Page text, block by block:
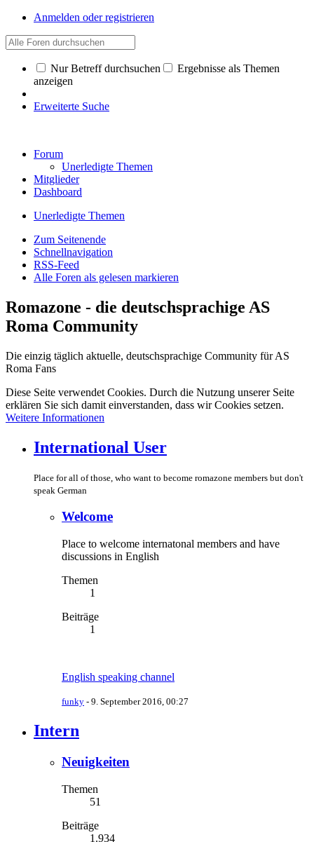
Anmelden oder registrieren
Nur Betreff durchsuchen
Ergebnisse als Themen
anzeigen
Erweiterte Suche
Forum
Unerledigte Themen
Mitglieder
Dashboard
Unerledigte Themen
Zum Seitenende
Schnellnavigation
RSS-Feed
Alle Foren als gelesen markieren
Romazone - die deutschsprachige AS
Roma Community
Die einzig täglich aktuelle, deutschsprachige Community für AS
Roma Fans
Diese Seite verwendet Cookies. Durch die Nutzung unserer Seite
erklären Sie sich damit einverstanden, dass wir Cookies setzen.
Weitere Informationen
International User
Place for all of those, who want to become romazone members but don't
speak German
Welcome
Place to welcome internatonal members and have
discussions in English
Themen
1
Beiträge
1
English speaking channel
funky - 9. September 2016, 00:27
Intern
Neuigkeiten
Themen
51
Beiträge
1.934